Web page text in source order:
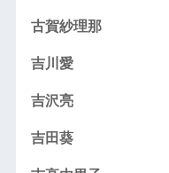
古賀紗理那
吉川愛
吉沢亮
吉田葵